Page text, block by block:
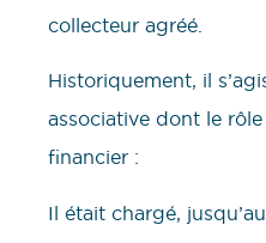
collecteur agréé.
Historiquement, il
associative dont le
financier :
Il était chargé,